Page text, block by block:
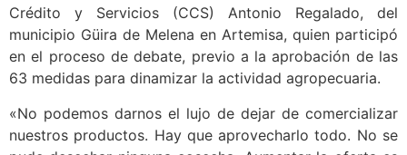
Crédito y Servicios (CCS) Antonio Regalado, del
municipio Güira de Melena en Artemisa, quien participó
en el proceso de debate, previo a la aprobación de las
63 medidas para dinamizar la actividad agropecuaria.
«No podemos darnos el lujo de dejar de comercializar
nuestros productos. Hay que aprovecharlo todo. No se